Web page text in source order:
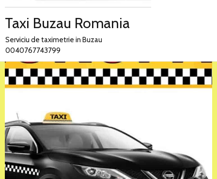
Taxi Buzau Romania
Serviciu de taximetrie in Buzau
0040767743799